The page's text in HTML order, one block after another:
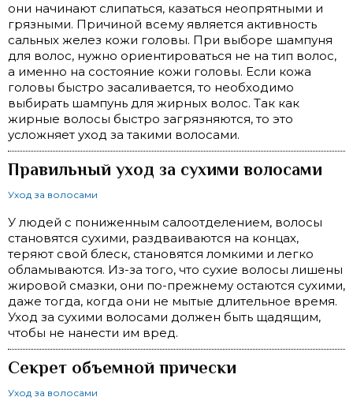
они начинают слипаться, казаться неопрятными и
грязными. Причиной всему является активность
сальных желез кожи головы. При выборе шампуня
для волос, нужно ориентироваться не на тип волос,
а именно на состояние кожи головы. Если кожа
головы быстро засаливается, то необходимо
выбирать шампунь для жирных волос. Так как
жирные волосы быстро загрязняются, то это
усложняет уход за такими волосами.
Правильный уход за сухими волосами
Уход за волосами
У людей с пониженным салоотделением, волосы
становятся сухими, раздваиваются на концах,
теряют свой блеск, становятся ломкими и легко
обламываются. Из-за того, что сухие волосы лишены
жировой смазки, они по-прежнему остаются сухими,
даже тогда, когда они не мытые длительное время.
Уход за сухими волосами должен быть щадящим,
чтобы не нанести им вред.
Секрет объемной прически
Уход за волосами